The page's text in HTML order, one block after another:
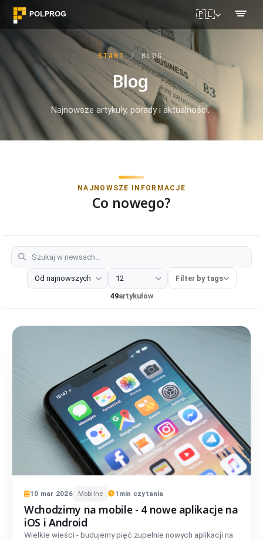
🇵🇱
Blog
Najnowsze artykuły, porady i aktualności.
START BLOG
NAJNOWSZE INFORMACJE
Co nowego?
Wszystkie Narzędzie deweloperskie Projekt
Filter by tags
49artykułów
10 mar 2026 Mobilne 1 min czytania
Wchodzimy na mobile - 4 nowe aplikacje na
iOS i Android
Wielkie wieści - budujemy pięć zupełnie nowych aplikacji na